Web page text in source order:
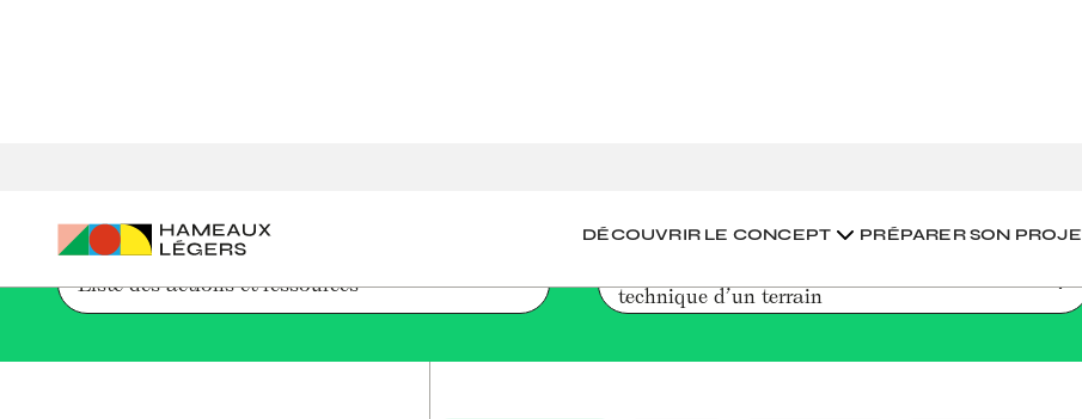
DÉCOUVRIR LE CONCEPT PRÉPARER SON
Liste des actions et ressources
technique d’un terrain